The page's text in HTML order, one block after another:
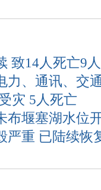
致14人死亡9
力、通讯、交
灾 5人死亡
布堰塞湖水位
严重 已陆续恢